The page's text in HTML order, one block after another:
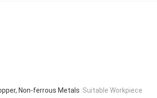
Suitable Workpiece:
Non-ferrous Metals